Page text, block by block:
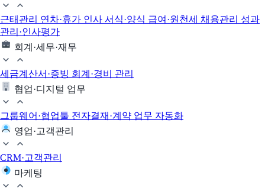
근태관리 연차·휴가 인사 서식·양식 급여·원천세 채용관리 성과
관리·인사평가
회계·세무·재무
세금계산서·증빙 회계·경비 관리
협업·디지털 업무
그룹웨어·협업툴 전자결재·계약 업무 자동화
영업·고객관리
CRM·고객관리
마케팅